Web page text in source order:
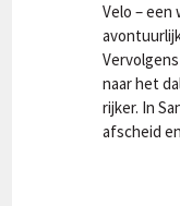
Velo – een
naar het
rijker. In
afscheid